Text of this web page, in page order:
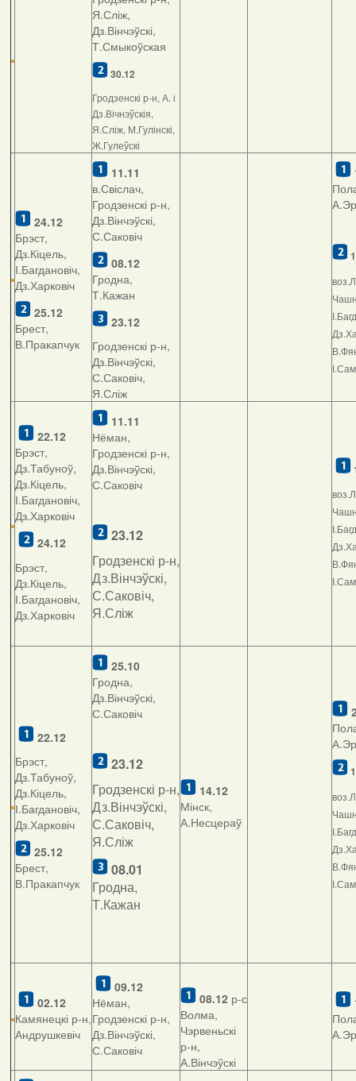
Я.Сліж,
Дз.Вінчэўскі,
Т.Смыкоўская
30.12
Гродзенскі р-н, А. і
Дз.Вічнэўскія,
Я.Сліж, М.Гулінскі,
Ж.Гулеўскі
24.12
Брэст,
Дз.Кіцель,
І.Багдановіч,
Дз.Харковіч
25.12
Брест,
В.Пракапчук
11.11
в.Свіслач,
Гродзенскі р-н,
Дз.Вінчэўскі,
С.Саковіч
08.12
Гродна,
Т.Кажан
23.12
Гродзенскі р-н,
Дз.Вінчэўскі,
С.Саковіч,
Я.Сліж
22.12
Брэст,
Дз.Табуноў,
Дз.Кіцель,
І.Багдановіч,
Дз.Харковіч
24.12
Брэст,
Дз.Кіцель,
І.Багдановіч,
Дз.Харковіч
11.11
Нёман,
Гродзенскі р-н,
Дз.Вінчэўскі,
С.Саковіч
23.12
Гродзенскі р-н,
Дз.Вінчэўскі,
С.Саковіч,
Я.Сліж
22.12
Брэст,
Дз.Табуноў,
Дз.Кіцель,
І.Багдановіч,
Дз.Харковіч
25.12
Брест,
В.Пракапчук
25.10
Гродна,
Дз.Вінчэўскі,
С.Саковіч
23.12
Гродзенскі р-н,
Дз.Вінчэўскі,
С.Саковіч,
Я.Сліж
08.01
Гродна,
Т.Кажан
14.12
Мінск,
А.Несцераў
02.12
Камянецкі р-н,
Андрушкевіч
09.12
Нёман,
Гродзенскі р-н,
Дз.Вінчэўскі,
С.Саковіч
08.12 р-с
Волма,
Чэрвеньскі
р-н,
А.Вінчэўскі